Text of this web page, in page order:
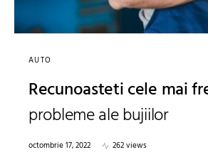
AUTO
Recunoasteti cele mai
probleme ale bujiilor
octombrie 17, 2022
262 views